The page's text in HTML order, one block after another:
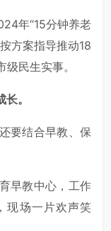
年“15分钟养老
方案指导推动18
民生实事。
。
要结合早教、保
早教中心，工作
现场一片欢声笑